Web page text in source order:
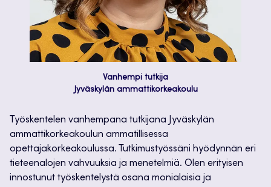
Vanhempi tutkija
Jyväskylän ammattikorkeakoulu
Työskentelen vanhempana tutkijana Jyväskylän
ammattikorkeakoulun ammatillisessa
opettajakorkeakoulussa. Tutkimustyössäni hyödynnän eri
tieteenalojen vahvuuksia ja menetelmiä. Olen erityisen
innostunut työskentelystä osana monialaisia ja